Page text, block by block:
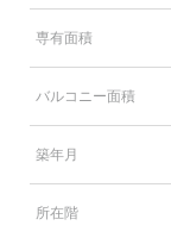
専有面積
バルコニー面積
築年月
所在階